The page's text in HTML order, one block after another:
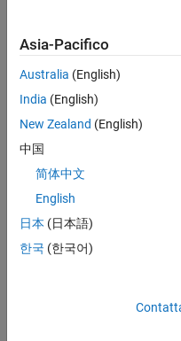
p = 500;
x0 = -0.6;
r = 1.5;
k = 50;
y = linspace(-r, r, p);
[X, Y] = meshgrid(x,
Z = X + 1i*Y;
Asia-Pacifico
Australia (English)
India (English)
New Zealand (English)
中国
简体中文
English
日本 (日本語)
한국 (한국어)